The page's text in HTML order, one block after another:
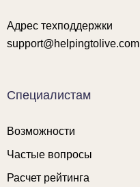
Адрес техподдержки
support@helpingtolive.com
Специалистам
Возможности
Частые вопросы
Расчет рейтинга